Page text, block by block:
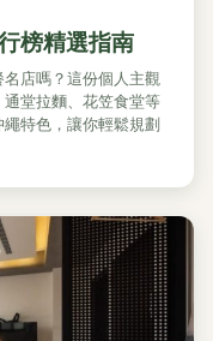
榜精選指南
店嗎？這份個人主觀
堂拉麵、花笠食堂等
特色，讓你輕鬆規劃